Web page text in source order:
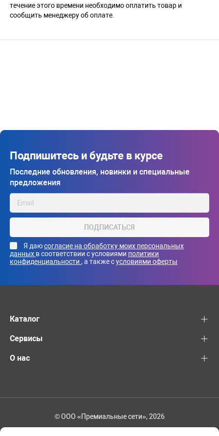
течение этого времени необходимо оплатить товар и
сообщить менеджеру об оплате.
Подпишитесь и будьте в курсе
Последние обновления, новинки и специальные
предложения
ПОДПИСАТЬСЯ
Я даюсогласие на обработку моих персональных
данных в соответствии с условиями политики
конфиденциальности , а также сусловиями оферты
Каталог
Сервисы
О нас
© ООО «Премиальные сети», 2026